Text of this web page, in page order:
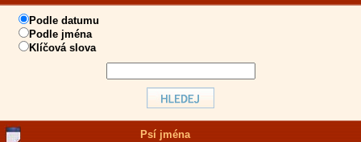
Podle datumu
Podle jména
Klíčová slova
Psí jména